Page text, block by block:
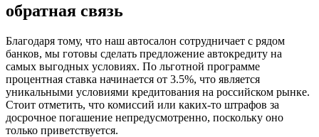
обратная связь
Благодаря тому, что наш автосалон сотрудничает с рядом
банков, мы готовы сделать предложение автокредиту на
самых выгодных условиях. По льготной программе
процентная ставка начинается от 3.5%, что является
уникальными условиями кредитования на российском рынке.
Стоит отметить, что комиссий или каких-то штрафов за
досрочное погашение непредусмотренно, поскольку оно
только приветствуется.